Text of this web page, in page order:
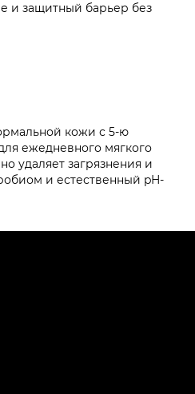
и защитный барьер без
кожи с 5-ю
ежедневного мягкого
удаляет загрязнения и
и естественный pH-